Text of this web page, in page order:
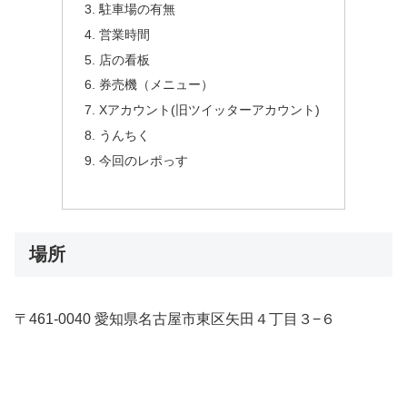
駐車場の有無
営業時間
店の看板
券売機（メニュー）
Xアカウント(旧ツイッターアカウント)
うんちく
今回のレポっす
場所
〒461-0040 愛知県名古屋市東区矢田４丁目３−６